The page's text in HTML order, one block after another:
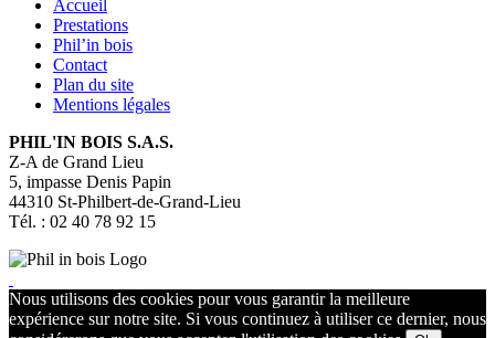
Accueil
Prestations
Phil’in bois
Contact
Plan du site
Mentions légales
PHIL'IN BOIS S.A.S.
Z-A de Grand Lieu
5, impasse Denis Papin
44310 St-Philbert-de-Grand-Lieu
Tél. : 02 40 78 92 15
Nous utilisons des cookies pour vous garantir la meilleure
expérience sur notre site. Si vous continuez à utiliser ce dernier, nous